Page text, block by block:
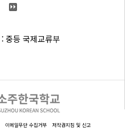
: 중등 국제교류부
이메일무단 수집거부 저작권지침 및 신고